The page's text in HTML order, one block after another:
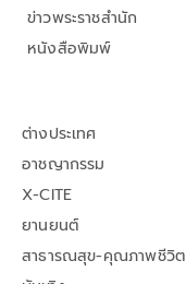
ข่าวพระราชสำนัก
หนังสือพิมพ์
ต่างประเทศ
อาชญากรรม
X-CITE
ยานยนต์
สาธารณสุข-คุณภาพชีวิต